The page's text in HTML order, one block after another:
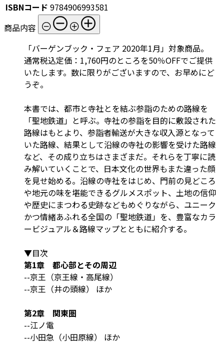
ISBNコード 9784906993581
商品内容
「バーゲンブック・フェア 2020年1月」対象商品。
通常税込定価：1,760円のところを50％OFFでご提供
いたします。数に限りがございますので、お早めにど
うぞ。
本書では、都市と寺社とを結ぶ参詣のための路線を
「聖地鉄道」と呼ぶ。寺社の参詣を目的に敷設された
路線はもとより、参詣者輸送が大きな収入源となって
いた路線、結果として沿線の寺社の影響を受けた路線
など、その成り立ちはさまざまだ。それらを丁寧に読
み解いていくことで、日本文化の世界もまた違った顔
を見せ始める。沿線の寺社をはじめ、門前の見どころ
や地元の味を堪能できるグルメスポット、土地の信仰
や歴史にまつわる史跡などもめぐりながら、ユニーク
かつ情緒あふれる全国の「聖地鉄道」を、豊富なカラ
ービジュアル＆路線マップとともに紹介する。
▼目次
第1章 都心部とその周辺
--京王（京王線・高尾線）
--京王（井の頭線） ほか
第2章 関東圏
--江ノ電
--小田急（小田原線） ほか